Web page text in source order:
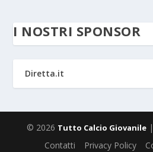
I NOSTRI SPONSOR
Diretta.it
© 2026 Tutto Calcio Giovanile
Contatti Privacy Policy